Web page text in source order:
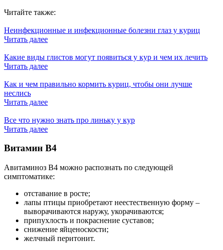
Читайте также:
Неинфекционные и инфекционные болезни глаз у куриц
Читать далее
Какие виды глистов могут появиться у кур и чем их лечить
Читать далее
Как и чем правильно кормить куриц, чтобы они лучше
неслись
Читать далее
Все что нужно знать про линьку у кур
Читать далее
Витамин В4
Авитаминоз В4 можно распознать по следующей
симптоматике:
отставание в росте;
лапы птицы приобретают неестественную форму –
выворачиваются наружу, укорачиваются;
припухлость и покраснение суставов;
снижение яйценоскости;
желчный перитонит.